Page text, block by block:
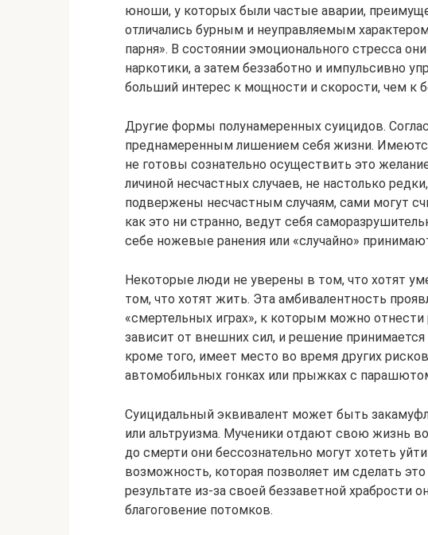
юноши, у которых были частые аварии,
отличались бурным и неуправляемым
парня». В состоянии эмоционального стресса
наркотики, а затем беззаботно и импульсивно
больший интерес к мощности и скорости, чем к
Другие формы полунамеренных суицидов.
преднамеренным лишением себя жизни.
не готовы сознательно осуществить это
личиной несчастных случаев, не настолько
подвержены несчастным случаям, сами могут
как это ни странно, ведут себя
себе ножевые ранения или «случайно»
Некоторые люди не уверены в том, что хотят
том, что хотят жить. Эта амбивалентность
«смертельных играх», к которым можно отнести
зависит от внешних сил, и решение
кроме того, имеет место во время других
автомобильных гонках или прыжках с
Суицидальный эквивалент может быть
или альтруизма. Мученики отдают свою жизнь
до смерти они бессознательно могут хотеть
возможность, которая позволяет им сделать
результате из-за своей беззаветной храбрости
благоговение потомков.